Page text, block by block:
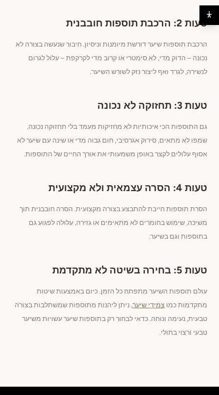
טעות 2: הרכבת תוספות חובבנית
הרכבת תוספות שיער דורשת מיומנות וניסיון. חיבור שנעשה בצורה לא
נכונה – הדוק מדי, לא סימטרי או קרוב מדי לקרקפת – עלול לגרום
לנשירה, לגרד ואף ליצור נזק לשורש השיער.
טעות 3: תחזוקה לא נכונה
גם התוספות הכי איכותיות לא מחזיקות מעמד בלי תחזוקה נכונה.
שמפו לא מתאים, סירוק אגרסיבי, חום גבוה מדי או שינה עם שיער לא
אסוף עלולים לקצר באופן משמעותי את אורך החיים של התוספות.
טעות 4: הסרה עצמאית ולא מקצועית
הסרת תוספות חייבת להתבצע בצורה מקצועית. הסרה חובבנית תוך
משיכה, שימוש בחומרים לא מתאימים או גזירה, עלולה לפגוע גם
בתוספות וגם בשיער.
טעות 5: בחירה בשיטה לא מתקדמת
עולם תוספות השיער מתפתח כל הזמן. כיום באמצעות שיטות
מתקדמות כמו צמידי שיער, ניתן ליהנות מתוספות שמשתלבות בצורה
טבעית, נעימה ונוחה. כדאי לבחור רק בתוספות שיער עשויות משיער
טבעי ורצוי בתולי.